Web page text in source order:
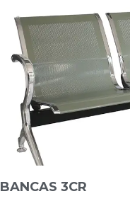
BANCAS 3CR